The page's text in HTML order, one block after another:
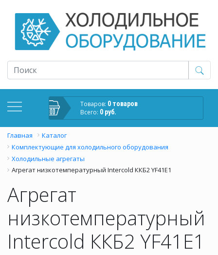
Товаров: 0 товаров
Всего: 0 руб.
Главная
Каталог
Комплектующие для холодильного оборудования
Холодильные агрегаты
Агрегат низкотемпературный Intercold ККБ2 YF41E1
Агрегат
низкотемпературный
Intercold ККБ2 YF41E1